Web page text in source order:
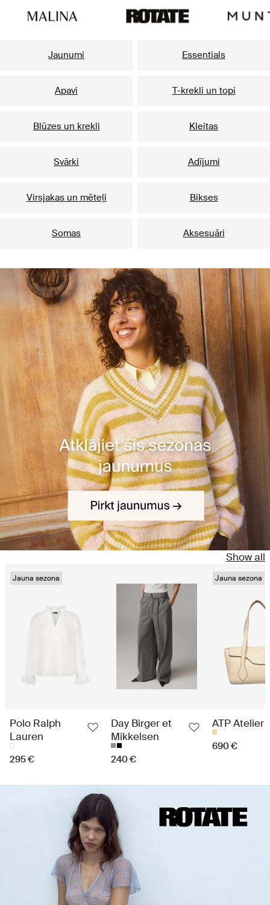
Jaunumi Essentials
Apavi T-krekli un topi
Blūzes un krekli Kleitas
Svārki Adījumi
Virsjakas un mēteļi Bikses
Somas Aksesuāri
Show all
Jauna sezona
Polo Ralph
Lauren
295 €
Day Birger et
Mikkelsen
240 €
Jauna sezona
ATP Atelier
690 €